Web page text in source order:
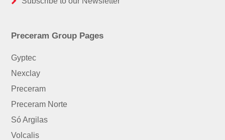
Preceram Group Pages
Gyptec
Nexclay
Preceram
Preceram Norte
Só Argilas
Volcalis